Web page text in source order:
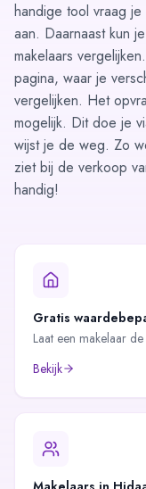
handige tool vraag je
aan. Daarnaast kun
makelaars
pagina, waar je
vergelijken. Het
mogelijk. Dit doe je
wijst je de weg. Zo
ziet bij de verkoop
handig!
Gratis
Laat een makelaar
Bekijk